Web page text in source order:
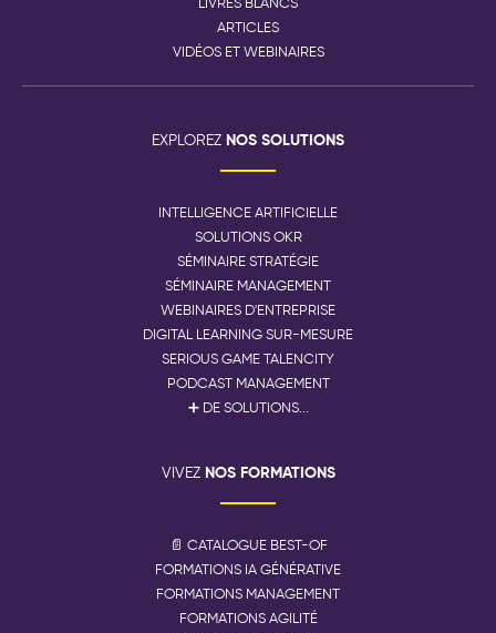
ARTICLES
VIDÉOS ET WEBINAIRES
EXPLOREZ NOS SOLUTIONS
INTELLIGENCE ARTIFICIELLE
SOLUTIONS OKR
SÉMINAIRE STRATÉGIE
SÉMINAIRE MANAGEMENT
WEBINAIRES D'ENTREPRISE
DIGITAL LEARNING SUR-MESURE
SERIOUS GAME TALENCITY
PODCAST MANAGEMENT
➕ DE SOLUTIONS...
VIVEZ NOS FORMATIONS
📄 CATALOGUE BEST-OF
FORMATIONS IA GÉNÉRATIVE
FORMATIONS MANAGEMENT
FORMATIONS AGILITÉ